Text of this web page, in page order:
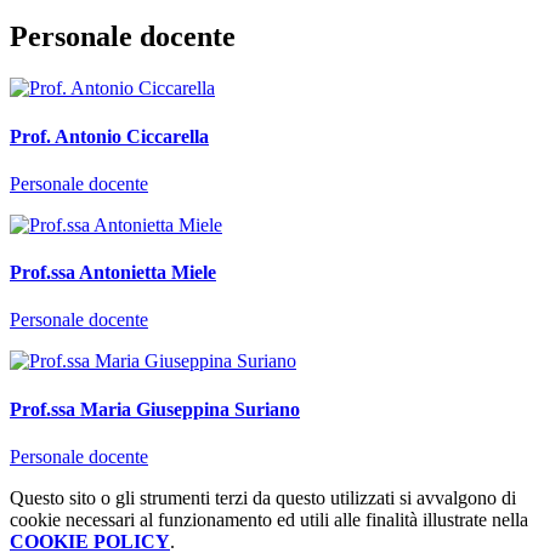
Personale docente
Prof. Antonio Ciccarella
Personale docente
Prof.ssa Antonietta Miele
Personale docente
Prof.ssa Maria Giuseppina Suriano
Personale docente
Questo sito o gli strumenti terzi da questo utilizzati si avvalgono di
cookie necessari al funzionamento ed utili alle finalità illustrate nella
COOKIE POLICY.